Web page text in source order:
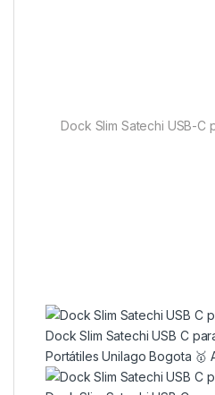
Dock Slim Satechi USB-C